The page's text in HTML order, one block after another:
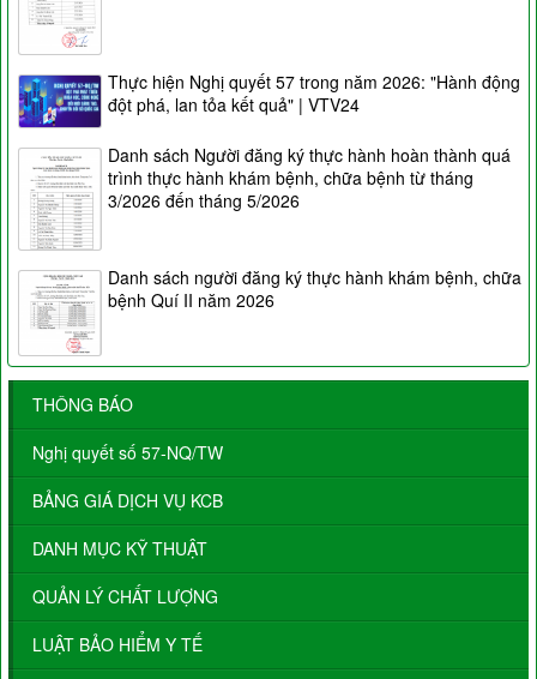
Thực hiện Nghị quyết 57 trong năm 2026: "Hành động
đột phá, lan tỏa kết quả" | VTV24
Danh sách Người đăng ký thực hành hoàn thành quá
trình thực hành khám bệnh, chữa bệnh từ tháng
3/2026 đến tháng 5/2026
Danh sách người đăng ký thực hành khám bệnh, chữa
bệnh Quí II năm 2026
THÔNG BÁO
Nghị quyết số 57-NQ/TW
BẢNG GIÁ DỊCH VỤ KCB
DANH MỤC KỸ THUẬT
QUẢN LÝ CHẤT LƯỢNG
LUẬT BẢO HIỂM Y TẾ